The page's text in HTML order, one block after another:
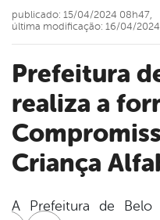
Prefeitura de Belo Jardim
realiza a
Criança
publicado: 15/04/2024 08h47,
última modificação: 16/04/
A Prefeitura de Belo